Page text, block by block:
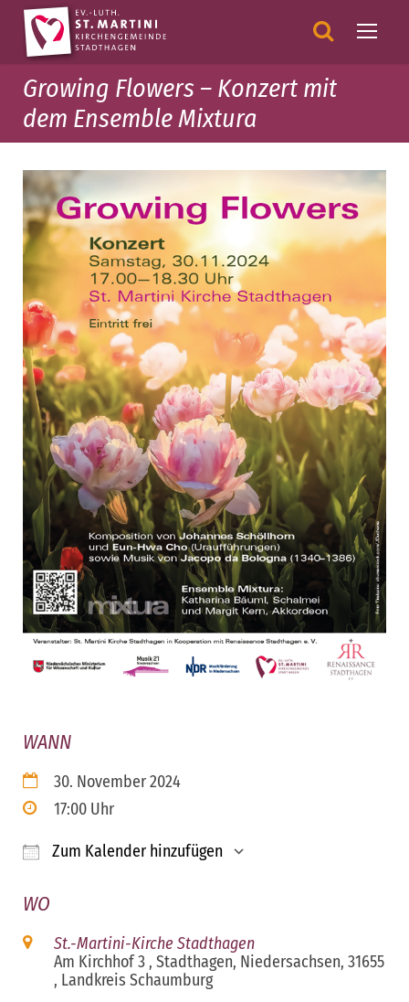
Growing Flowers – Konzert mit
dem Ensemble Mixtura
WANN
30. November 2024
17:00 Uhr
Zum Kalender hinzufügen
WO
St.-Martini-Kirche Stadthagen
Am Kirchhof 3 , Stadthagen, Niedersachsen, 31655
, Landkreis Schaumburg